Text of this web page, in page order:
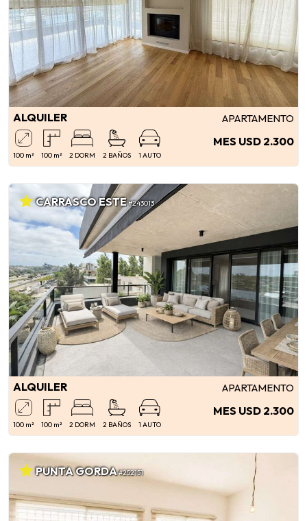
ALQUILER APARTAMENTO
100 m² 100 m² 2 DORM 2 BAÑOS 1 AUTO
MES USD 2.300
CARRASCO ESTE#243013
ALQUILER APARTAMENTO
100 m² 100 m² 2 DORM 2 BAÑOS 1 AUTO
MES USD 2.300
PUNTA GORDA#252151